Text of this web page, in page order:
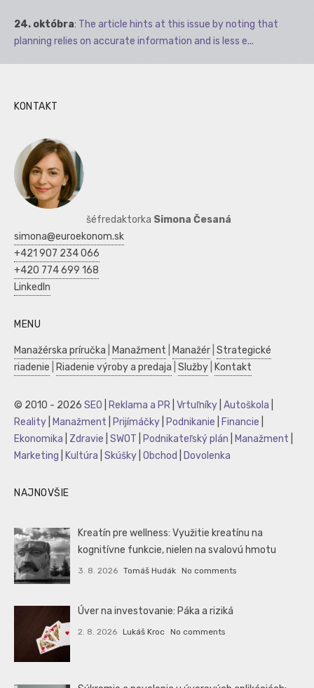
24. októbra: The article hints at this issue by noting that
planning relies on accurate information and is less e...
KONTAKT
šéfredaktorka Simona Česaná
simona@euroekonom.sk
+421 907 234 066
+420 774 699 168
LinkedIn
MENU
Manažérska príručka Manažment Manažér Strategické
riadenie
Riadenie výroby a predaja Služby Kontakt
© 2010 - 2026 SEO Reklama a PR Vrtuľníky Autoškola
Reality
Manažment Prijímáčky Podnikanie Financie
Ekonomika
Zdravie SWOT Podnikateľský plán Manažment
Marketing
Kultúra Skúšky Obchod Dovolenka
NAJNOVŠIE
Kreatín pre wellness: Využitie kreatínu na
kognitívne funkcie, nielen na svalovú hmotu
3. 8. 2026 Tomáš Hudák No comments
Úver na investovanie: Páka a riziká
2. 8. 2026 Lukáš Kroc No comments